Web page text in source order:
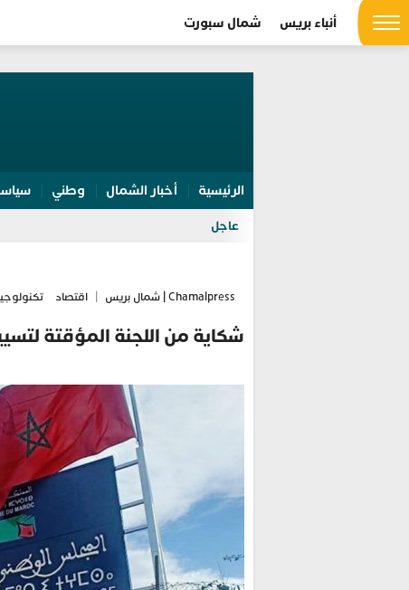
أنباء بريس شمال سبورت
الرئيسية أخبار الشمال وطني
عاجل
Chamalpress | شمال بريس اقتصاد
شكاية من اللجنة المؤقتة